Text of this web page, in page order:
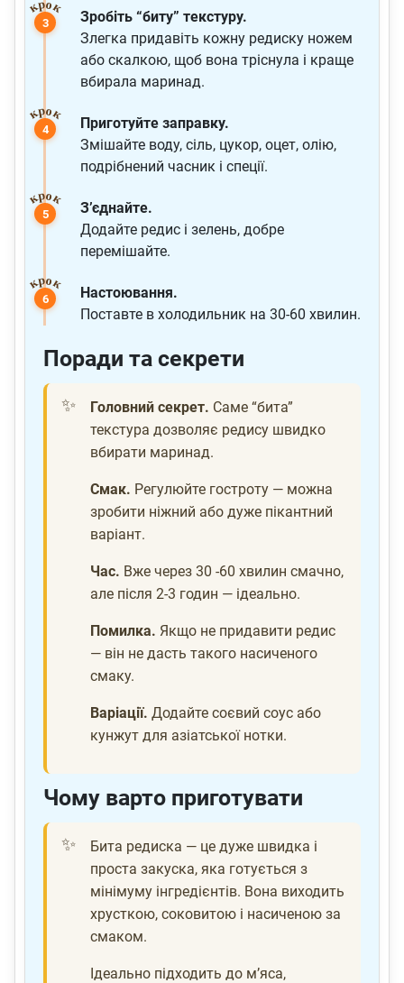
Зробіть “биту” текстуру.
Злегка придавіть кожну редиску ножем
або скалкою, щоб вона тріснула і краще
вбирала маринад.
Приготуйте заправку.
Змішайте воду, сіль, цукор, оцет, олію,
подрібнений часник і спеції.
З’єднайте.
Додайте редис і зелень, добре
перемішайте.
Настоювання.
Поставте в холодильник на 30-60 хвилин.
Поради та секрети
Головний секрет. Саме “бита”
текстура дозволяє редису швидко
вбирати маринад.
Смак. Регулюйте гостроту — можна
зробити ніжний або дуже пікантний
варіант.
Час. Вже через 30 -60 хвилин смачно,
але після 2-3 годин — ідеально.
Помилка. Якщо не придавити редис
— він не дасть такого насиченого
смаку.
Варіації. Додайте соєвий соус або
кунжут для азіатської нотки.
Чому варто приготувати
Бита редиска — це дуже швидка і
проста закуска, яка готується з
мінімуму інгредієнтів. Вона виходить
хрусткою, соковитою і насиченою за
смаком.
Ідеально підходить до м’яса,